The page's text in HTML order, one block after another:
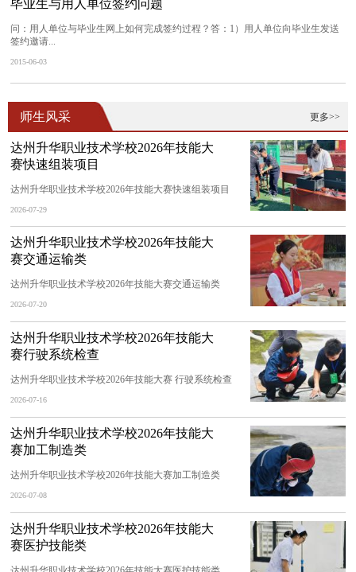
毕业生与用人单位签约问题
问：用人单位与毕业生网上如何完成签约过程？答：1）用人单位向毕业生发送
签约邀请...
2015-06-03
更多>>
师生风采
达州升华职业技术学校2026年技能大
赛快速组装项目
达州升华职业技术学校2026年技能大赛快速组装项目
2026-07-29
达州升华职业技术学校2026年技能大
赛交通运输类
达州升华职业技术学校2026年技能大赛交通运输类
2026-07-20
达州升华职业技术学校2026年技能大
赛行驶系统检查
达州升华职业技术学校2026年技能大赛 行驶系统检查
2026-07-16
达州升华职业技术学校2026年技能大
赛加工制造类
达州升华职业技术学校2026年技能大赛加工制造类
2026-07-08
达州升华职业技术学校2026年技能大
赛医护技能类